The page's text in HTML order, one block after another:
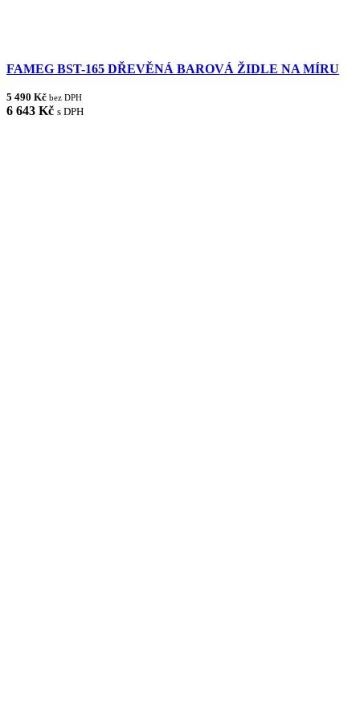
FAMEG BST-165 DŘEVĚNÁ BAROVÁ ŽIDLE NA MÍRU
5 490 Kč bez DPH
6 643 Kč s DPH